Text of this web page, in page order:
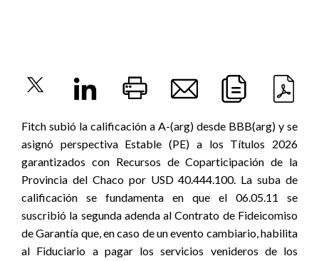
Fitch subió la calificación a A-(arg) desde BBB(arg) y se
asignó perspectiva Estable (PE) a los Títulos 2026
garantizados con Recursos de Coparticipación de la
Provincia del Chaco por USD 40.444.100. La suba de
calificación se fundamenta en que el 06.05.11 se
suscribió la segunda adenda al Contrato de Fideicomiso
de Garantía que, en caso de un evento cambiario, habilita
al Fiduciario a pagar los servicios venideros de los